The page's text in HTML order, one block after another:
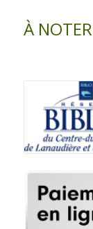
À NOTER